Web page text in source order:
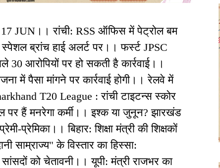
JUN।। रांची: RSS ऑफिस में पेट्रोल बम
ब्रांच हाई अलर्ट पर।। फर्स्ट JPSC
30 आरोपियों पर हो सकती है कार्रवाई।।
में पैसा मांगने पर कार्रवाई होगी।। रेलवे में
T20 League : रांची टाइटन्स स्कोर
पर हैं मनरेगा कर्मी।। इश्क या जुनून? झारखंड
प्रेमिका।। बिहार: शिक्षा मंत्री की शिक्षकों
साम्राज्य" के विस्तार का हिस्सा:
को चेतावनी।। यूपी: मंत्री राजभर का